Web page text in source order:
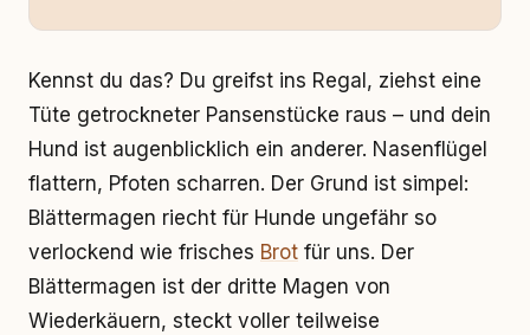
Kennst du das? Du greifst ins Regal, ziehst eine
Tüte getrockneter Pansenstücke raus – und dein
Hund ist augenblicklich ein anderer. Nasenflügel
flattern, Pfoten scharren. Der Grund ist simpel:
Blättermagen riecht für Hunde ungefähr so
verlockend wie frisches Brot für uns. Der
Blättermagen ist der dritte Magen von
Wiederkäuern, steckt voller teilweise